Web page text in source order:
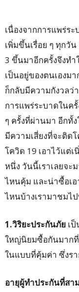
เนื่องจากการแพร่ร
เพิ่มขึ้นเรื่อย ๆ ทุกวั
3 ขึ้นมาอีกครั้งจึงท
เป็นอยู่ของตนเองม
ก็กลับมีความกังวลว่
การแพร่ระบาดในค
ๆ ครั้งที่ผ่านมา อีกทั้
มีความเสี่ยงที่จะติด
โควิด 19 เอาไว้แต่
หนึ่ง วันนี้เราเลยจะ
ไหนคุ้ม และน่าซื้อเ
ไหนบ้างเรามาชมไ
1.วิริยะประกันภัย เ
ใหญ่นิยมซื้อกันมากที่
ในแบบที่คุ้มค่า ซึ่งร
อายุผู้ทำประกันที่สา